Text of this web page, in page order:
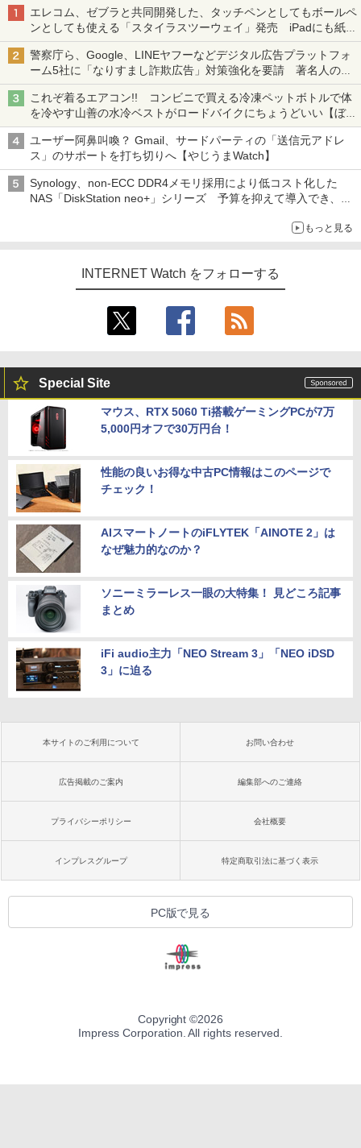
エレコム、ゼブラと共同開発した、タッチペンとしてもボールペ
ンとしても使える「スタイラスツーウェイ」発売 iPadにも紙に
も、持ち替えずに書き込める
警察庁ら、Google、LINEヤフーなどデジタル広告プラットフォ
ーム5社に「なりすまし詐欺広告」対策強化を要請 著名人の写
真や映像を使った投資詐欺などへの対策として
これぞ着るエアコン!! コンビニで買える冷凍ペットボトルで体
を冷やす山善の水冷ベストがロードバイクにちょうどいい【ぼっ
ち・ざ・ろーど！その14】【空いた時間でなにしてる？】
ユーザー阿鼻叫喚？ Gmail、サードパーティの「送信元アドレ
ス」のサポートを打ち切りへ【やじうまWatch】
Synology、non-ECC DDR4メモリ採用により低コスト化した
NAS「DiskStation neo+」シリーズ 予算を抑えて導入でき、
もっと見る
INTERNET Watch をフォローする
Special Site
マウス、RTX 5060 Ti搭載ゲーミングPCが7万
5,000円オフで30万円台！
性能の良いお得な中古PC情報はこのページで
チェック！
AIスマートノートのiFLYTEK「AINOTE 2」は
なぜ魅力的なのか？
ソニーミラーレス一眼の大特集！ 見どころ記事
まとめ
iFi audio主力「NEO Stream 3」「NEO iDSD
3」に迫る
本サイトのご利用について お問い合わせ
広告掲載のご案内 編集部へのご連絡
プライバシーポリシー 会社概要
インプレスグループ 特定商取引法に基づく表示
PC版で見る
Copyright ©2026
Impress Corporation. All rights reserved.